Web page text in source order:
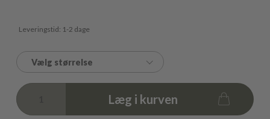
Leveringstid: 1-2 dage
Vælg størrelse
Læg i kurven